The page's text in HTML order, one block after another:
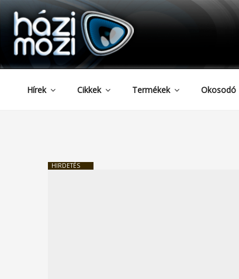
Tartalomhoz
HAZIMOZI
Hírek Cikkek Termékek Okosodó
HIRDETÉS